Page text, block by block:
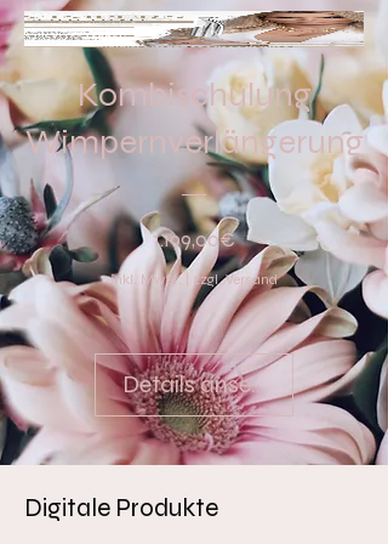
Kombischulung
Wimpernverlängerung
1.199,00€Preis
inkl. MwSt.| zzgl. Versand
Details ansehen
Digitale Produkte